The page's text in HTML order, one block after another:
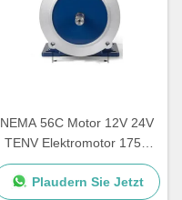
NEMA 56C Motor 12V 24V
TENV Elektromotor 1750
Rpm mit abnehmbarer Basis
Plaudern Sie Jetzt